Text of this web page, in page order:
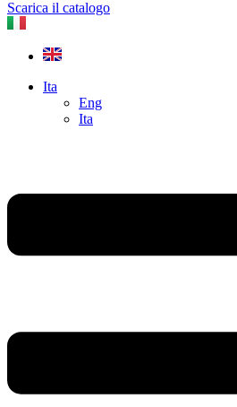
Scarica il catalogo
Ita
Eng
Ita